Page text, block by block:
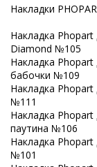
Накладки
Накладка Phopart
Diamond №105
Накладка Phopart
бабочки №109
Накладка
№111
Накладка Phopart
паутина №106
Накладка Phopart
№101